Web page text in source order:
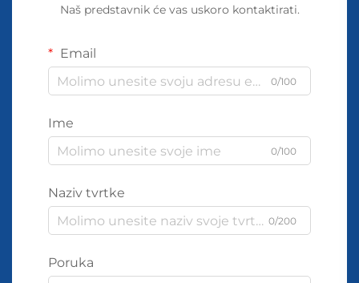
Naš predstavnik će vas uskoro kontaktirati.
Email
0/100
Ime
0/100
Naziv tvrtke
0/200
Poruka